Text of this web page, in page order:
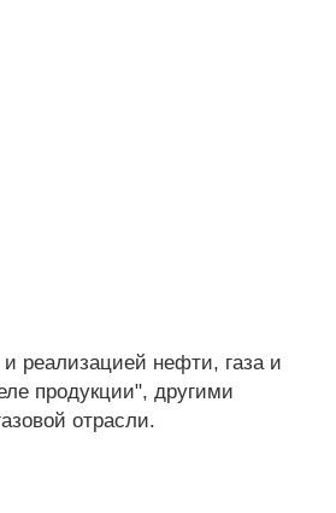
реализацией нефти, газа и
продукции", другими
отрасли.